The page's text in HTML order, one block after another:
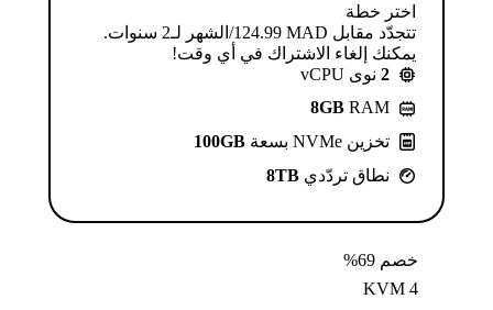
اختر خطة
تتجدّد مقابل MAD ⁦124.99⁩/الشهر لـ2 سنوات.
يمكنك إلغاء الاشتراك في أي وقت!
2 نوى vCPU
8GB RAM
تخزين NVMe بسعة
100GB
نطاق تردّدي 8TB
خصم 69%
KVM 4